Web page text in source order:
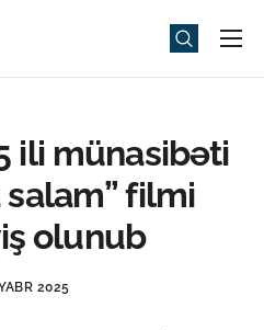
ili münasibəti
salam” filmi
olunub
2025